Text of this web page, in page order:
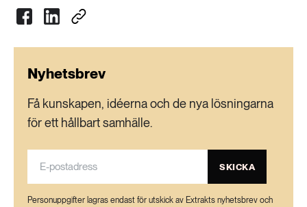
Nyhetsbrev
Få kunskapen, idéerna och de nya lösningarna
för ett hållbart samhälle.
SKICKA
Personuppgifter lagras endast för utskick av Extrakts nyhetsbrev och